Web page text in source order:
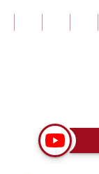
Viajes
Moda